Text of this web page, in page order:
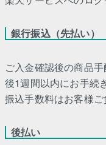
銀行振込（先払い）
ご入金確認後の商品
後1週間以内にお手続
振込手数料はお客様ご
後払い